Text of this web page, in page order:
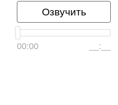
Озвучить
00:00 __:__